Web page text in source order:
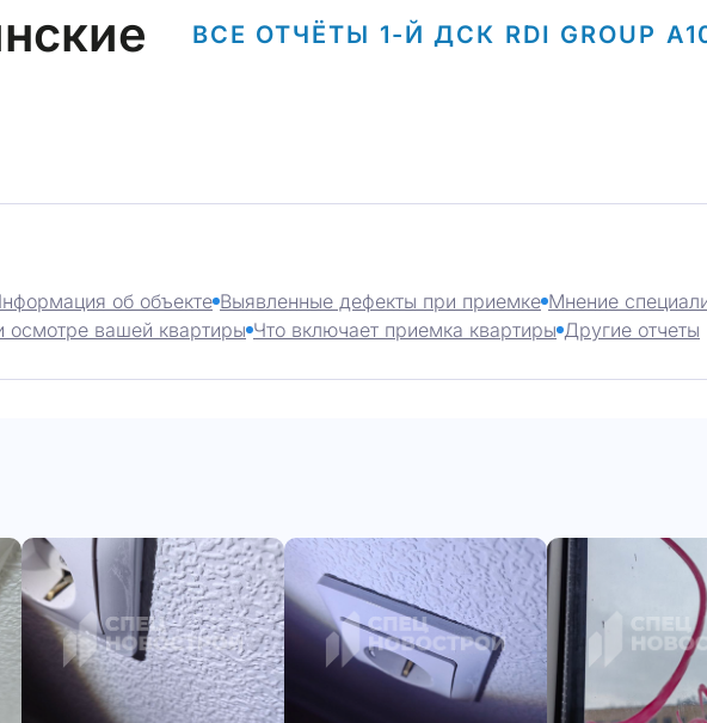
ВСЕ ОТЧЁТЫ 1-Й ДСК RDI GROUP
об объекте Выявленные дефекты при приемке Мнение
вашей квартиры Что включает приемка квартиры Другие отчеты